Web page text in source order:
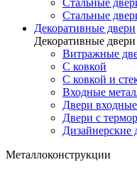
Стальные
Стальные
Декоративные двери
Декоративные двери
Витражные
С ковкой
С ковкой и
Входные
Двери
Двери с
Дизайнерские
Металлоконструкции